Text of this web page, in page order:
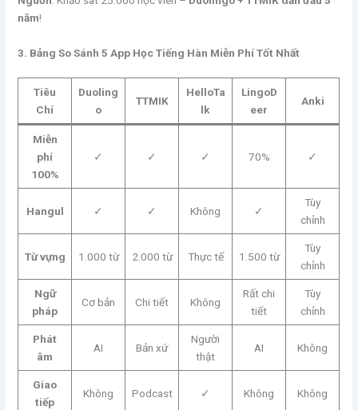
năm!
3. Bảng So Sánh 5 App Học Tiếng Hàn Miễn Phí Tốt Nhất
Tiêu
Chí
Duoling
o
TTMIK
HelloTa
lk
LingoD
eer
Anki
Miễn
phí
100%
✓ ✓ ✓ 70% ✓
Hangul ✓ ✓ Không ✓
Tùy
chỉnh
Từ vựng 1.000 từ 2.000 từ Thực tế 1.500 từ
Tùy
chỉnh
Ngữ
pháp
Cơ bản Chi tiết Không
Rất chi
tiết
Tùy
chỉnh
Phát
âm
AI Bản xứ
Người
thật
AI Không
Giao
tiếp
Không Podcast ✓ Không Không